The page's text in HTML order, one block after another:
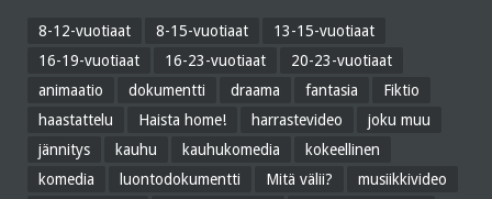
8-12-vuotiaat 8-15-vuotiaat
13-15-vuotiaat
16-19-vuotiaat
16-23-vuotiaat
20-23-vuotiaat
animaatio
dokumentti draama fantasia
Fiktio
haastattelu
Haista home! harrastevideo
joku muu
jännitys
kauhu kauhukomedia
kokeellinen
komedia
luontodokumentti Mitä välii?
musiikkivideo